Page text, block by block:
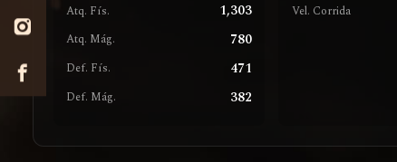
Atq. Fís. 1,303
Atq. Mág. 780
Def. Fís. 471
Def. Mág. 382
Vel. Corrida